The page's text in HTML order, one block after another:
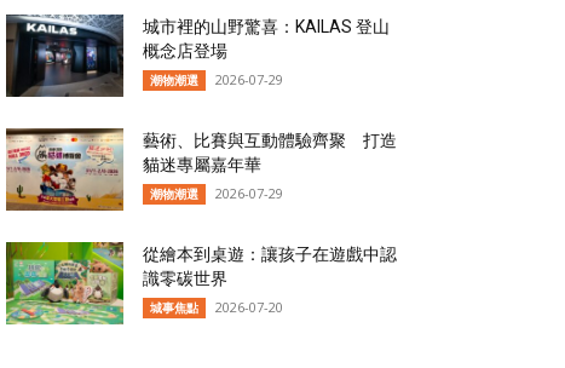
城市裡的山野驚喜：KAILAS 登山
概念店登場
潮物潮選 2026-07-29
藝術、比賽與互動體驗齊聚 打造
貓迷專屬嘉年華
潮物潮選 2026-07-29
從繪本到桌遊：讓孩子在遊戲中認
識零碳世界
城事焦點 2026-07-20